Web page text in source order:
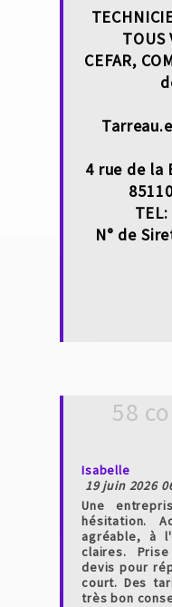
TOUS
CEFAR,
4 rue de la
N° de
58
Isabelle
19 juin 2026
Une
hésitation.
agréable, à
claires.
devis pour
court. Des
très bon